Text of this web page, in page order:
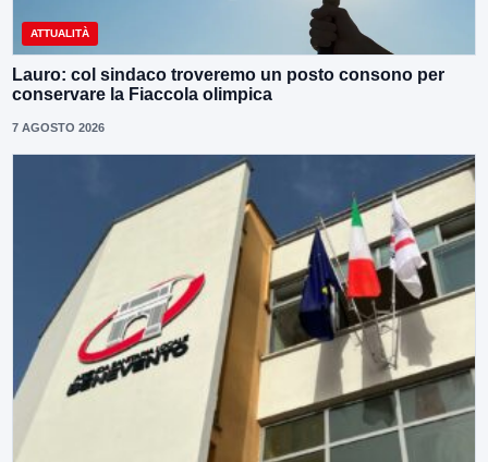
ATTUALITÀ
Lauro: col sindaco troveremo un posto consono per
conservare la Fiaccola olimpica
7 AGOSTO 2026